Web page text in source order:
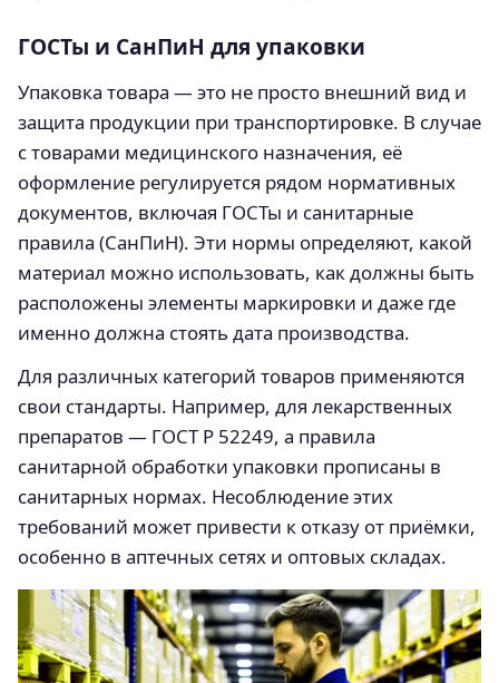
ГОСТы и СанПиН для упаковки
Упаковка товара — это не просто внешний вид и
защита продукции при транспортировке. В случае
с товарами медицинского назначения, её
оформление регулируется рядом нормативных
документов, включая ГОСТы и санитарные
правила (СанПиН). Эти нормы определяют, какой
материал можно использовать, как должны быть
расположены элементы маркировки и даже где
именно должна стоять дата производства.
Для различных категорий товаров применяются
свои стандарты. Например, для лекарственных
препаратов — ГОСТ Р 52249, а правила
санитарной обработки упаковки прописаны в
санитарных нормах. Несоблюдение этих
требований может привести к отказу от приёмки,
особенно в аптечных сетях и оптовых складах.